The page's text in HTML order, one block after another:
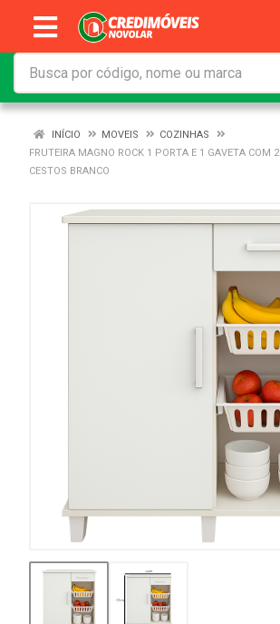
INÍCIO MOVEIS
COZINHAS
FRUTEIRA MAGNO ROCK 1 PORTA E 1 GAVETA COM 2
CESTOS BRANCO